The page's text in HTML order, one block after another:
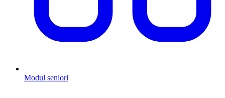
Modul seniori